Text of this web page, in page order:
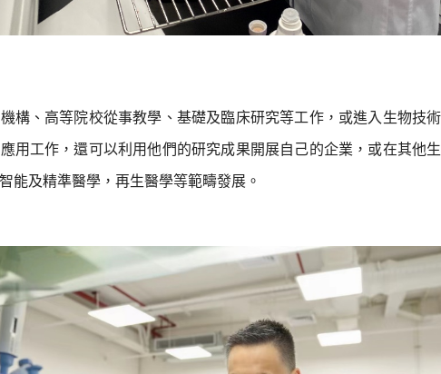
構、高等院校從事教學、基礎及臨床研究等工作，或進入生物技
用工作，還可以利用他們的研究成果開展自己的企業，或在其他
能及精準醫學，再生醫學等範疇發展。